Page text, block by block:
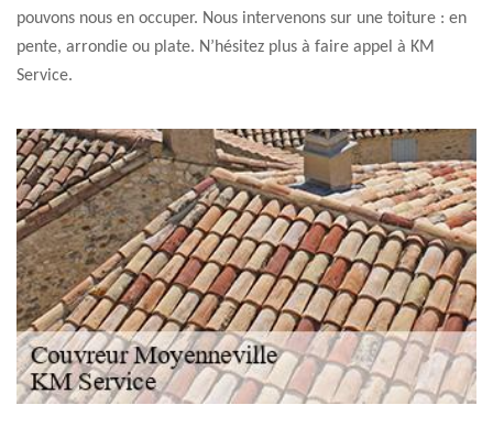
pouvons nous en occuper. Nous intervenons sur une toiture : en
pente, arrondie ou plate. N’hésitez plus à faire appel à KM
Service.